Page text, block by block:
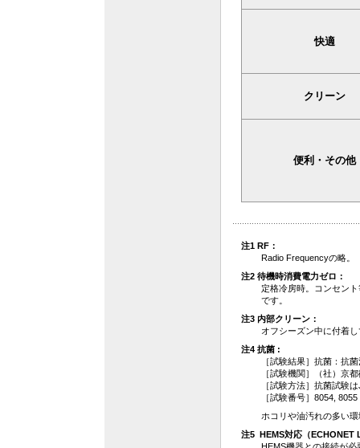
快適
クリーン
便利・その他
注1 RF：
Radio Frequencyの略。
注2 待機時消費電力ゼロ：
定格冷房時。コンセン
です。
注3 内部クリーン：
オフシーズン中に付着
注4 抗菌 :
［試験結果］抗菌：抗
［試験機関］（社）京
［試験方法］抗菌試験
［試験番号］8054, 8055
ホコリや油汚れの多い
注5 HEMS対応（ECHONET